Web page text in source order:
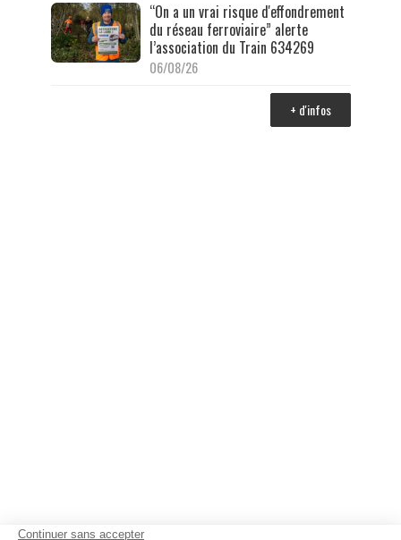
“On a un vrai risque d'effondrement
du réseau ferroviaire” alerte
l’association du Train 634269
06/08/26
+ d'infos